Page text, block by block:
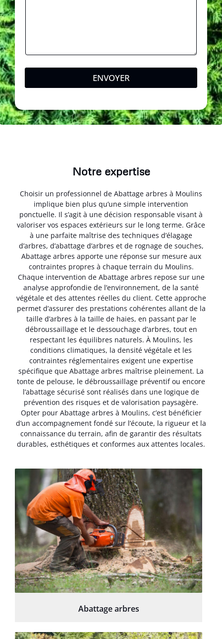
ENVOYER
Notre expertise
Choisir un professionnel de Abattage arbres à Moulins
implique bien plus qu’une simple intervention
ponctuelle. Il s’agit à une décision responsable visant à
valoriser vos espaces extérieurs sur le long terme. Grâce
à une parfaite maîtrise des techniques d’élagage
d’arbres, d’abattage d’arbres et de rognage de souches,
Abattage arbres apporte une réponse sur mesure aux
contraintes propres à chaque terrain du Moulins.
Chaque intervention de Abattage arbres repose sur une
analyse approfondie de l’environnement, de la santé
végétale et des attentes réelles du client. Cette approche
permet d’assurer des prestations cohérentes allant de la
taille d’arbres à la taille de haies, en passant par le
débroussaillage et le dessouchage d’arbres, tout en
respectant les équilibres naturels. À Moulins, les
conditions climatiques, la densité végétale et les
contraintes réglementaires exigent une expertise
spécifique que Abattage arbres maîtrise pleinement. La
tonte de pelouse, le débroussaillage préventif ou encore
l’abattage sécurisé sont réalisés dans une logique de
prévention des risques et de valorisation paysagère.
Opter pour Abattage arbres à Moulins, c’est bénéficier
d’un accompagnement fondé sur l’écoute, la rigueur et la
connaissance du terrain, afin de garantir des résultats
durables, esthétiques et conformes aux attentes locales.
Abattage arbres